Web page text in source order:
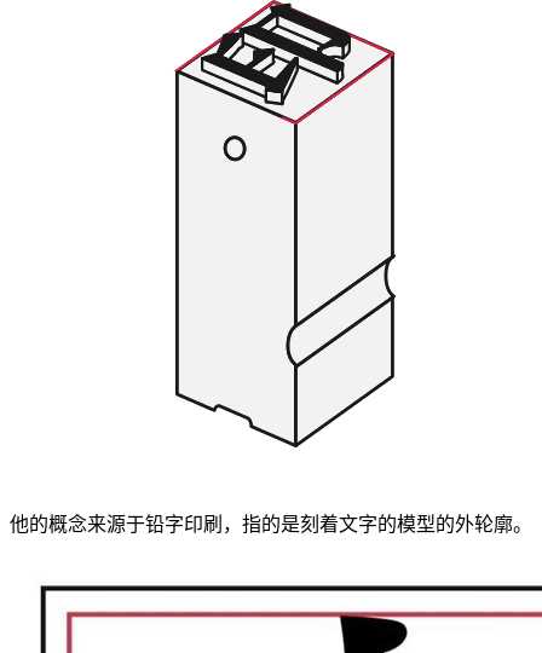
他的概念来源于铅字印刷，指的是刻着文字的模型的外轮廓。